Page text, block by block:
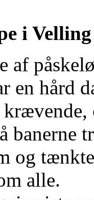
i
af
en hård
banerne
og
alle.